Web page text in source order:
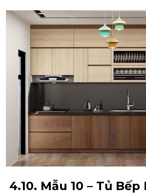
4.10. Mẫu 10 – Tủ Bếp